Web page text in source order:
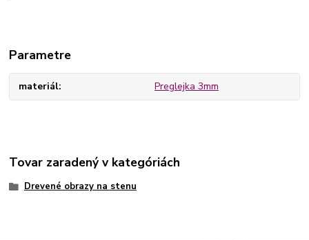
Parametre
materiál Preglejka 3mm
Tovar zaradený v kategóriách
Drevené obrazy na stenu